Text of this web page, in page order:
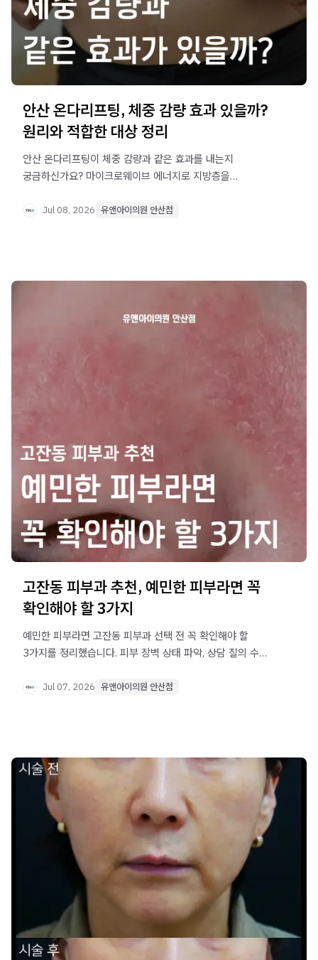
안산 온다리프팅, 체중 감량 효과 있을까?
원리와 적합한 대상 정리
안산 온다리프팅이 체중 감량과 같은 효과를 내는지
궁금하신가요? 마이크로웨이브 에너지로 지방층을
알기 쉽게 정리했습니다.
Jul 08, 2026 유앤아이의원 안산점
고잔동 피부과 추천, 예민한 피부라면 꼭
확인해야 할 3가지
예민한 피부라면 고잔동 피부과 선택 전 꼭 확인해야 할
3가지를 정리했습니다. 피부 장벽 상태 파악, 상담 질의 수준,
Jul 07, 2026 유앤아이의원 안산점